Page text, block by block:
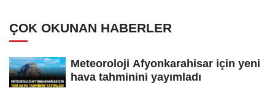
ÇOK OKUNAN HABERLER
Meteoroloji Afyonkarahisar için yeni
hava tahminini yayımladı